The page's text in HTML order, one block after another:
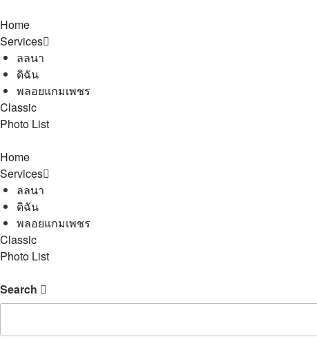
Home
Services
ลลนา
ดิฉัน
พลอยแกมเพชร
Classic
Photo List
Home
Services
ลลนา
ดิฉัน
พลอยแกมเพชร
Classic
Photo List
Search